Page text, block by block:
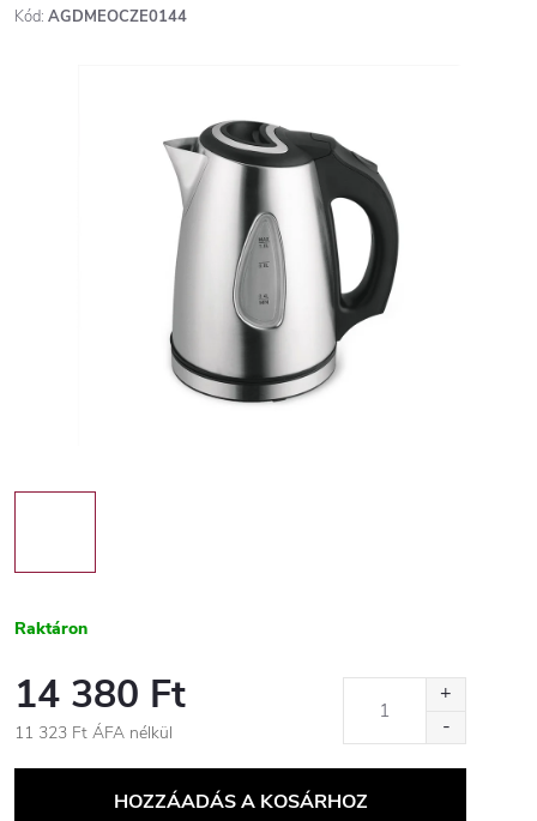
Kód: AGDMEOCZE0144
Raktáron
14 380 Ft
11 323 Ft ÁFA nélkül
HOZZÁADÁS A KOSÁRHOZ